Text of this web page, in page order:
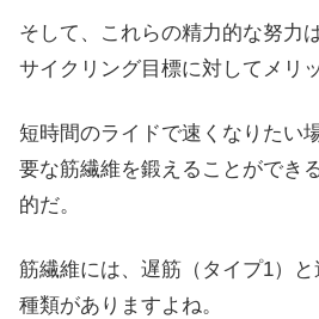
そして、これらの精力的な努力
サイクリング目標に対してメリ
短時間のライドで速くなりたい
要な筋繊維を鍛えることができ
的だ。
筋繊維には、遅筋（タイプ1）
種類がありますよね。